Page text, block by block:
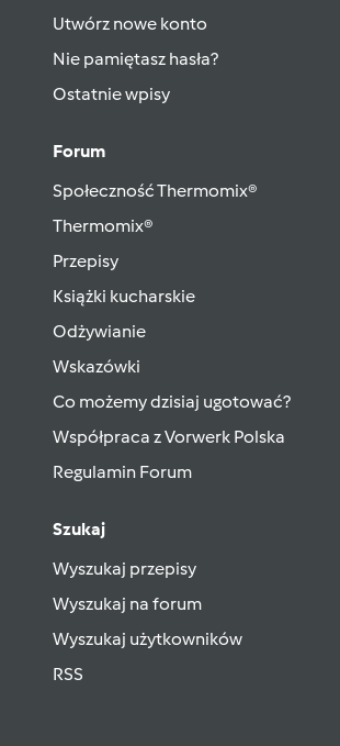
Utwórz nowe konto
Nie pamiętasz hasła?
Ostatnie wpisy
Forum
Społeczność Thermomix®
Thermomix®
Przepisy
Książki kucharskie
Odżywianie
Wskazówki
Co możemy dzisiaj ugotować?
Współpraca z Vorwerk Polska
Regulamin Forum
Szukaj
Wyszukaj przepisy
Wyszukaj na forum
Wyszukaj użytkowników
RSS